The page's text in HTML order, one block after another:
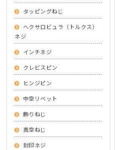
タッピングねじ
ヘクサロビュラ（トルクス）
ネジ
インチネジ
クレビスピン
ヒンジピン
中空リベット
飾りねじ
真空ねじ
封印ネジ